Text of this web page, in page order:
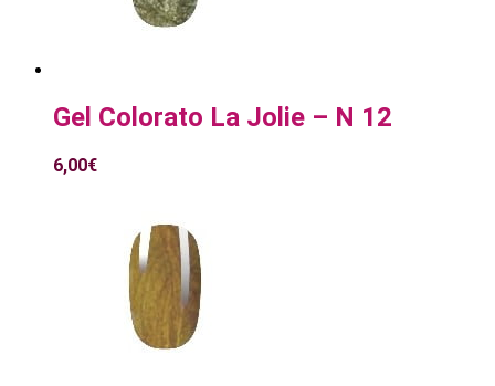
Gel Colorato La Jolie – N 12
6,00€